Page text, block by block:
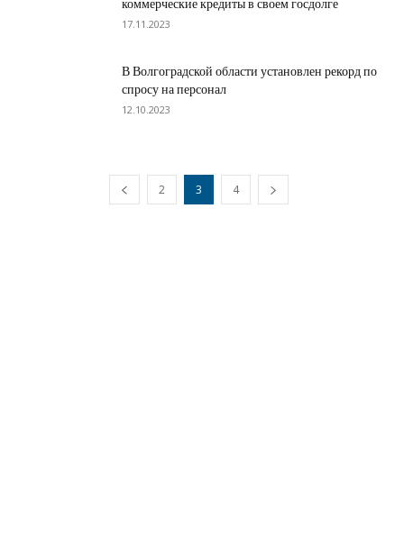
коммерческие кредиты в своем госдолге
17.11.2023
В Волгоградской области установлен рекорд по
спросу на персонал
12.10.2023
2 3 4